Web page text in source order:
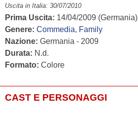
Uscita in Italia: 30/07/2010
Prima Uscita: 14/04/2009 (Germania)
Genere: Commedia, Family
Nazione: Germania - 2009
Durata: N.d.
Formato: Colore
CAST E PERSONAGGI